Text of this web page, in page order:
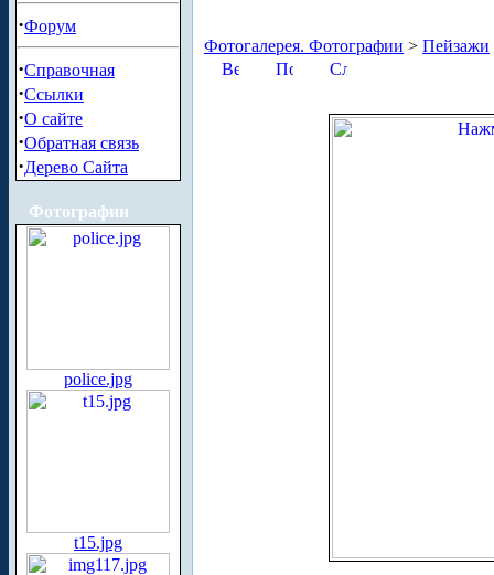
·Форум
·Справочная
·Ссылки
·О сайте
·Обратная связь
·Дерево Сайта
Фотографии
police.jpg
t15.jpg
Фотогалерея. Фотографии > Пейзажи